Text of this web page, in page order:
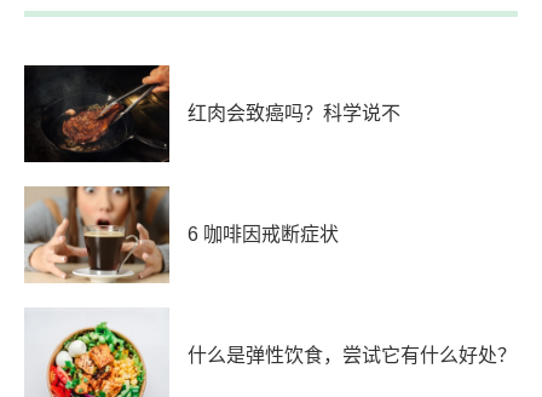
红肉会致癌吗？科学说不
6 咖啡因戒断症状
什么是弹性饮食，尝试它有什么好处？